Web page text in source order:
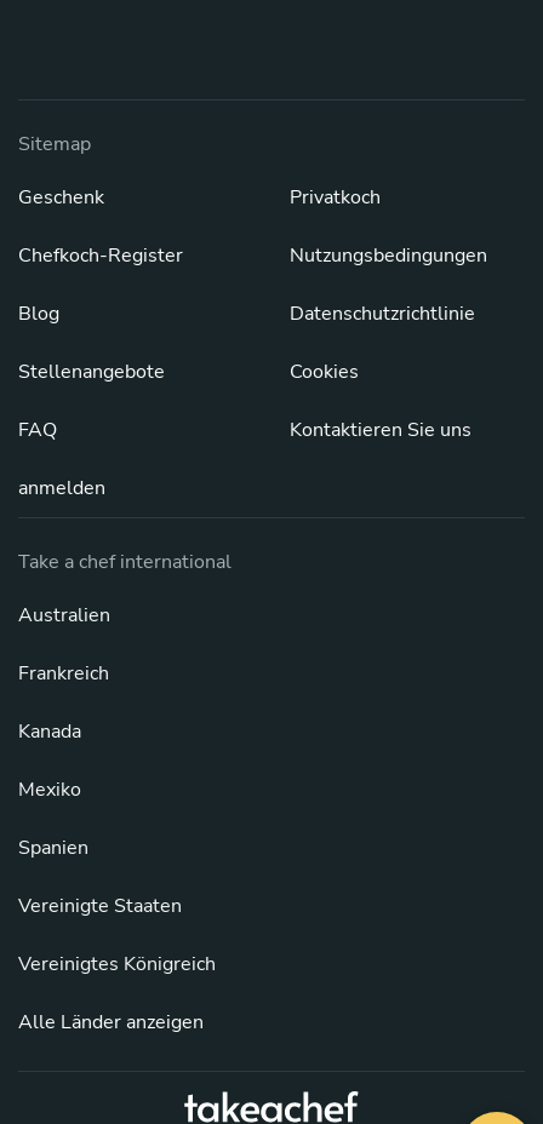
Sitemap
Geschenk
Chefkoch-Register
Blog
Stellenangebote
FAQ
anmelden
Privatkoch
Nutzungsbedingungen
Datenschutzrichtlinie
Cookies
Kontaktieren Sie uns
Take a chef international
Australien
Frankreich
Kanada
Mexiko
Spanien
Vereinigte Staaten
Vereinigtes Königreich
Alle Länder anzeigen